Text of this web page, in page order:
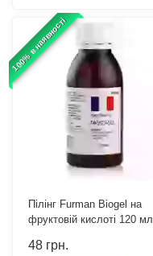
100% в наявності
Пілінг Furman Biogel на
фруктовій кислоті 120 мл
48 грн.